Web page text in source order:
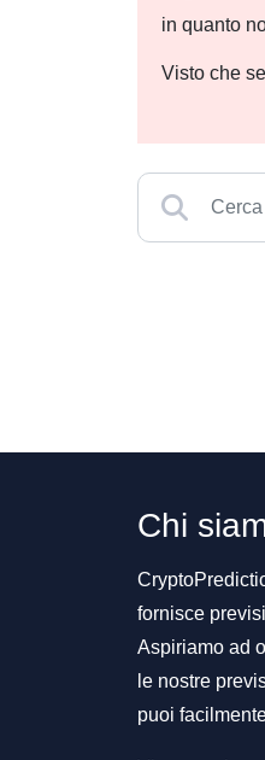
in quanto
Visto che
Chi
fornisce
Aspiriamo ad
le nostre
puoi